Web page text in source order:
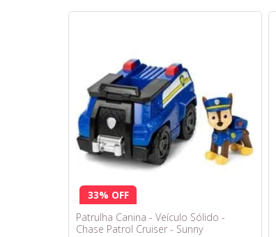
33% OFF
Patrulha Canina - Veículo Sólido -
Chase Patrol Cruiser - Sunny